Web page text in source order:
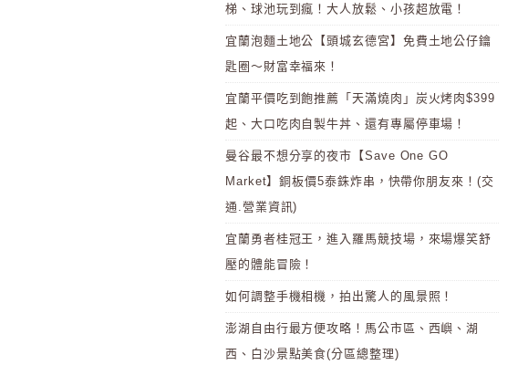
梯、球池玩到瘋！大人放鬆、小孩超放電！
宜蘭泡麵土地公【頭城玄德宮】免費土地公仔鑰
匙圈～財富幸福來！
宜蘭平價吃到飽推薦「天滿燒肉」炭火烤肉$399
起、大口吃肉自製牛丼、還有專屬停車場！
曼谷最不想分享的夜市【Save One GO
Market】銅板價5泰銖炸串，快帶你朋友來！(交
通.營業資訊)
宜蘭勇者桂冠王，進入羅馬競技場，來場爆笑舒
壓的體能冒險！
如何調整手機相機，拍出驚人的風景照！
澎湖自由行最方便攻略！馬公市區、西嶼、湖
西、白沙景點美食(分區總整理)